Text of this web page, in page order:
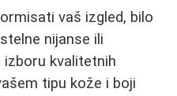
vaš izgled, bilo
nijanse ili
izboru kvalitetnih
tipu kože i boji